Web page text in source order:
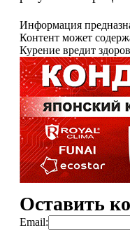
Информация
Контент может
Курение вредит
Оставить
Email: